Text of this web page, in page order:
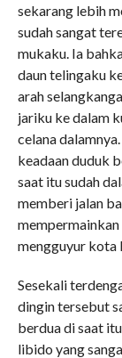
sekarang lebih
sudah sangat
mukaku. Ia
daun telingaku
arah
jariku ke dalam
celana
keadaan duduk
saat itu sudah
memberi jalan
mempermainkan
mengguyur kota
Sesekali
dingin tersebut
berdua di saat
libido yang